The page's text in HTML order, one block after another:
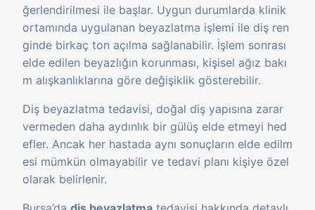
ğerlendirilmesi ile başlar. Uygun durumlarda klinik
ortamında uygulanan beyazlatma işlemi ile diş ren
ginde birkaç ton açılma sağlanabilir. İşlem sonrası
elde edilen beyazlığın korunması, kişisel ağız bakı
m alışkanlıklarına göre değişiklik gösterebilir.
Diş beyazlatma tedavisi, doğal diş yapısına zarar
vermeden daha aydınlık bir gülüş elde etmeyi hed
efler. Ancak her hastada aynı sonuçların elde edilm
esi mümkün olmayabilir ve tedavi planı kişiye özel
olarak belirlenir.